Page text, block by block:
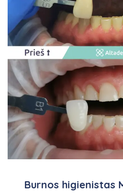
Burnos higienistas